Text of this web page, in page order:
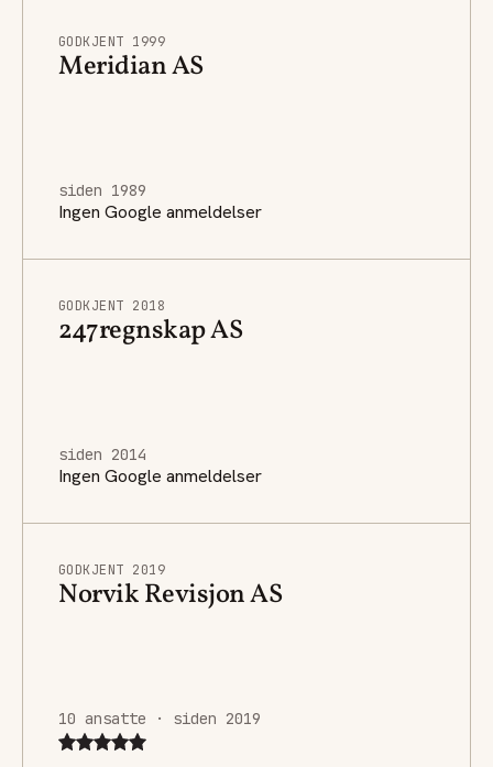
GODKJENT 1999
Meridian AS
siden 1989
Ingen Google anmeldelser
GODKJENT 2018
247regnskap AS
siden 2014
Ingen Google anmeldelser
GODKJENT 2019
Norvik Revisjon AS
10 ansatte · siden 2019